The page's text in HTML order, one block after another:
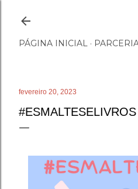
PÁGINA INICIAL
fevereiro 20, 2023